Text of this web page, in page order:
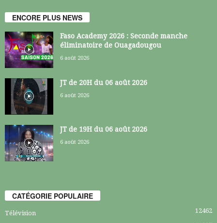
ENCORE PLUS NEWS
Faso Academy 2026 : Seconde manche
éliminatoire de Ouagadougou
6 août 2026
JT de 20H du 06 août 2026
6 août 2026
JT de 19H du 06 août 2026
6 août 2026
CATÉGORIE POPULAIRE
Télévision 12462